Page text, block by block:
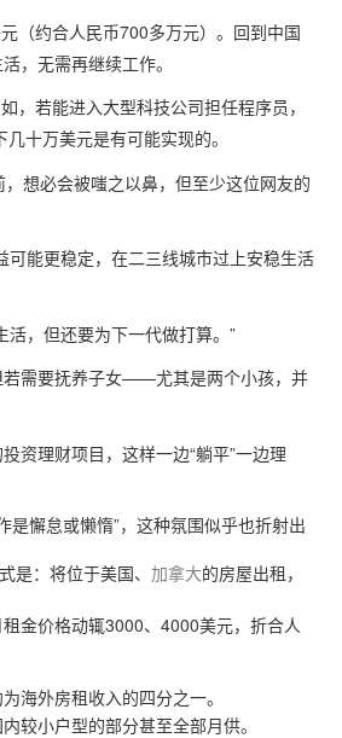
（约合人民币700多万元）。回到中国
，无需再继续工作。
，若能进入大型科技公司担任程序员，
十万美元是有可能实现的。
想必会被嗤之以鼻，但至少这位网友的
能更稳定，在二三线城市过上安稳生活
，但还要为下一代做打算。”
若需要抚养子女——尤其是两个小孩，并
资理财项目，这样一边“躺平”一边理
懈怠或懒惰”，这种氛围似乎也折射出
是：将位于美国、 加拿大的房屋出租，
金价格动辄3000、4000美元，折合人
海外房租收入的四分之一。
较小户型的部分甚至全部月供。